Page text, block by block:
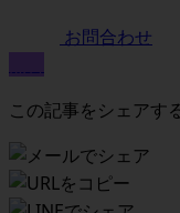
お問合わせ
この記事をシェアす